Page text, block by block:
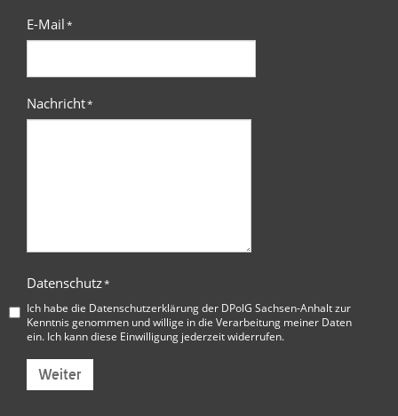
E-Mail*
Nachricht*
Datenschutz*
Ich habe die Datenschutzerklärung der DPolG Sachsen-Anhaltzur
Kenntnis genommen und willige in die Verarbeitung meiner Daten
ein. Ich kann diese Einwilligung jederzeit widerrufen.
Weiter